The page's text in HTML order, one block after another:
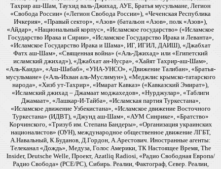
Тахрир аш-Шам, Таухид валь-Джихад, АУЕ, Братья мусульмане, Легион
«Свобода России» («Легион Свобода России»), «Чеченская Республика
Ичкерия», «Правый сектор», «Азов» (батальон «Азов», полк «Азов»),
«Айдар», «Национальный корпус», «Исламское государство» («Исламское
Государство Ирака и Сирии», «Исламское Государство Ирака и Леванта»,
«Исламское Государство Ирака и Шама», ИГ, ИГИЛ, ДАИШ), «Джабхат
Фатх аш-Шам», «Священная война» («Аль-Джихад» или «Египетский
исламский джихад»), «Джабхат ан-Нусра», «Хайят Тахрир-аш-Шам»,
«Аль-Каида», «Аш-Шабаб», «УНА-УНСО», «Движение Талибан», «Братья-
мусульмане» («Аль-Ихван аль-Муслимун»), «Меджлис крымско-татарского
народа», «Хизб ут-Тахрир», «Имарат Кавказ» («Кавказский Эмират»),
«Исламский джихад – Джамаат моджахедов», «Нурджулар», «Таблиги
Джамаат», «Лашкар-И-Тайба», «Исламская партия Туркестана»,
«Исламское движение Узбекистана», «Исламское движение Восточного
Туркестана» (ИДВТ), «Джунд аш-Шам», «АУМ Синрике», «Братство»
Корчинского, «Тризуб им. Степана Бандеры», «Организация украинских
националистов» (ОУН), международное общественное движение ЛГБТ,
А.Навальный, К.Буданов, Д.Гордон, А.Арестович. Иностранные агенты:
Телеканал «Дождь», Медуза, Голос Америки, ТК Настоящее Время, The
Insider, Deutsche Welle, Проект, Azatliq Radiosi, «Радио Свободная Европа/
Радио Свобода» (PCE/PC), Сибирь. Реалии, Фактограф, Север. Реалии,